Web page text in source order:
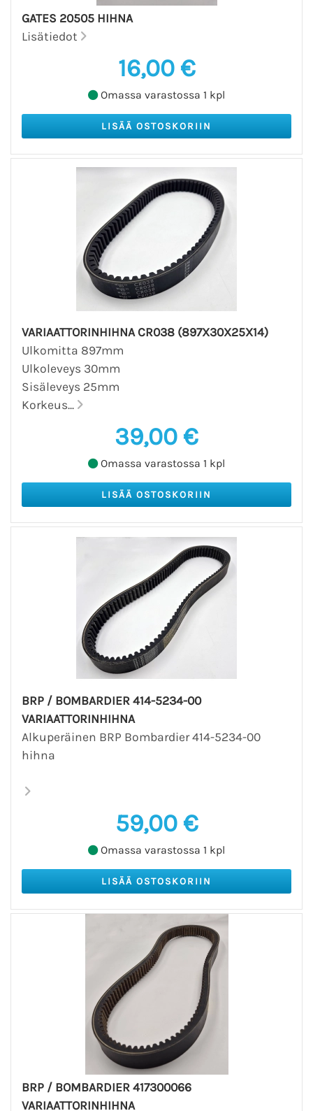
GATES 20505 HIHNA
Lisätiedot
16,00 €
Omassa varastossa 1 kpl
VARIAATTORINHIHNA CR038 (897X30X25X14)
Ulkomitta 897mm
Ulkoleveys 30mm
Sisäleveys 25mm
Korkeus...
39,00 €
Omassa varastossa 1 kpl
BRP / BOMBARDIER 414-5234-00
VARIAATTORINHIHNA
Alkuperäinen BRP Bombardier 414-5234-00
hihna
59,00 €
Omassa varastossa 1 kpl
BRP / BOMBARDIER 417300066
VARIAATTORINHIHNA